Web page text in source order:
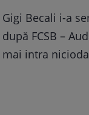
Gigi Becali i-a
după FCSB –
mai intra